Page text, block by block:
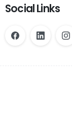
Social Links